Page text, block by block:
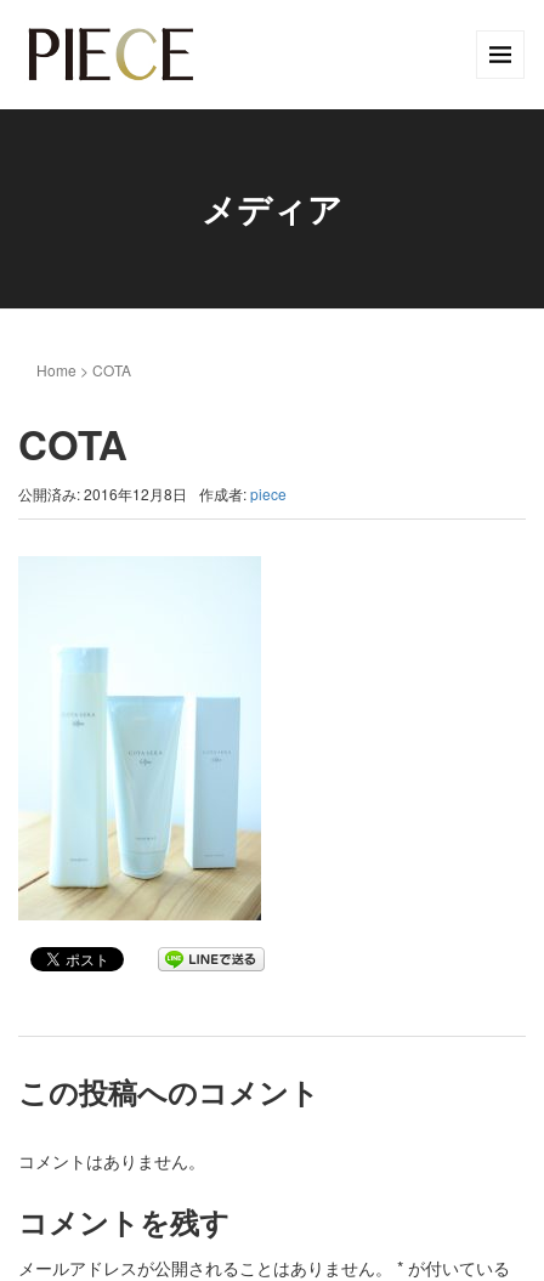
メディア
Home > COTA
COTA
公開済み: 2016年12月8日 作成者:piece
この投稿へのコメント
コメントはありません。
コメントを残す
メールアドレスが公開されることはありません。 * が付いている